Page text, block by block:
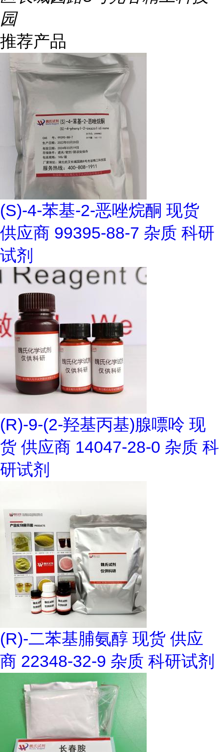
园
推荐产品
(S)-4-苯基-2-恶唑烷酮 现货
供应商 99395-88-7 杂质 科研
试剂
(R)-9-(2-羟基丙基)腺嘌呤 现
货 供应商 14047-28-0 杂质 科
研试剂
(R)-二苯基脯氨醇 现货 供应
商 22348-32-9 杂质 科研试剂